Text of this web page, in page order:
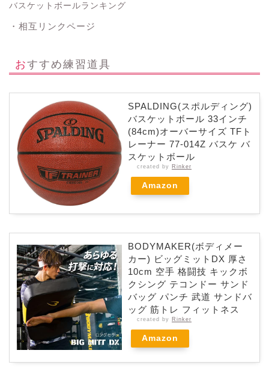
バスケットボールランキング
・相互リンクページ
おすすめ練習道具
SPALDING(スポルディング)
バスケットボール 33インチ
(84cm)オーバーサイズ TFト
レーナー 77-014Z バスケ バ
スケットボール
created by Rinker
Amazon
BODYMAKER(ボディメー
カー) ビッグミットDX 厚さ
10cm 空手 格闘技 キックボ
クシング テコンドー サンド
バッグ パンチ 武道 サンドバ
ッグ 筋トレ フィットネス
created by Rinker
Amazon